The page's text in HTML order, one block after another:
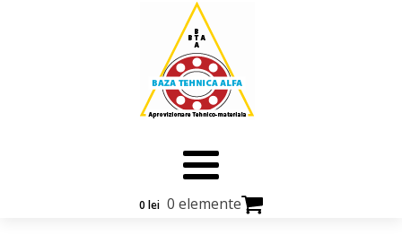
0 lei 0 elemente